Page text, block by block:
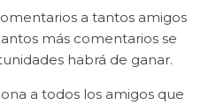
a tantos amigos
más comentarios se
habrá de ganar.
a todos los amigos que